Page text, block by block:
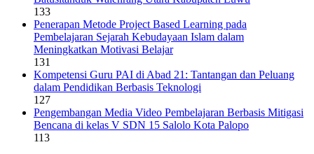
133
Penerapan Metode Project Based Learning pada
Pembelajaran Sejarah Kebudayaan Islam dalam
Meningkatkan Motivasi Belajar
131
Kompetensi Guru PAI di Abad 21: Tantangan dan Peluang
dalam Pendidikan Berbasis Teknologi
127
Pengembangan Media Video Pembelajaran Berbasis Mitigasi
Bencana di kelas V SDN 15 Salolo Kota Palopo
113